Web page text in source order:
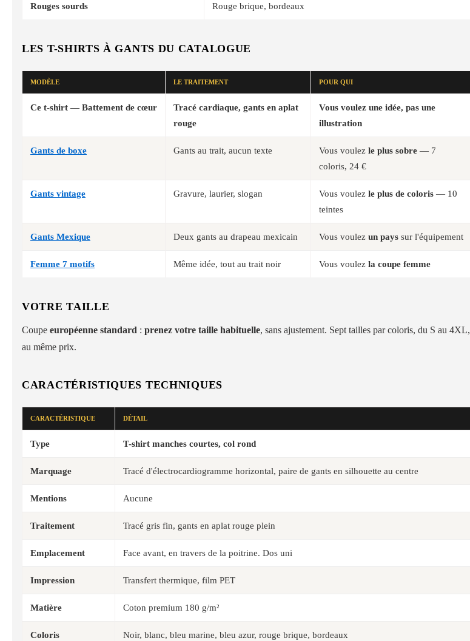
Rouges sourds Rouge brique, bordeaux
LES T-SHIRTS À GANTS DU CATALOGUE
MODÈLE LE TRAITEMENT POUR QUI
Ce t-shirt — Battement de cœur
Tracé cardiaque, gants en aplat
rouge
Vous voulez une idée, pas une
illustration
Gants de boxe Gants au trait, aucun texte Vous voulez le plus sobre — 7
coloris, 24 €
Gants vintage Gravure, laurier, slogan Vous voulez le plus de coloris — 10
teintes
Gants Mexique Deux gants au drapeau mexicain Vous voulez un pays sur l'équipement
Femme 7 motifs Même idée, tout au trait noir Vous voulez la coupe femme
VOTRE TAILLE
Coupe européenne standard : prenez votre taille habituelle, sans ajustement. Sept tailles par coloris, du S au 4XL,
au même prix.
CARACTÉRISTIQUES TECHNIQUES
CARACTÉRISTIQUE DÉTAIL
Type T-shirt manches courtes, col rond
Marquage Tracé d'électrocardiogramme horizontal, paire de gants en silhouette au centre
Mentions Aucune
Traitement Tracé gris fin, gants en aplat rouge plein
Emplacement Face avant, en travers de la poitrine. Dos uni
Impression Transfert thermique, film PET
Matière Coton premium 180 g/m²
Coloris Noir, blanc, bleu marine, bleu azur, rouge brique, bordeaux